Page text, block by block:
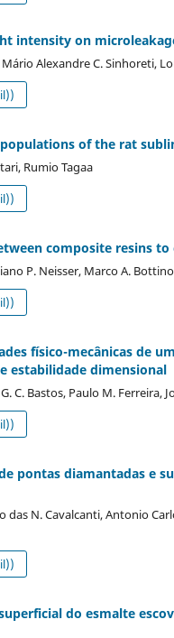
intensity on
Alexandre C. Sinhoreti,
of the rat
Rumio Tagaa
composite resins
P. Neisser, Marco A.
físico-mecânicas de
estabilidade dimensional
C. Bastos, Paulo M. Ferreira,
pontas diamantadas e
das N. Cavalcanti, Antonio
do esmalte